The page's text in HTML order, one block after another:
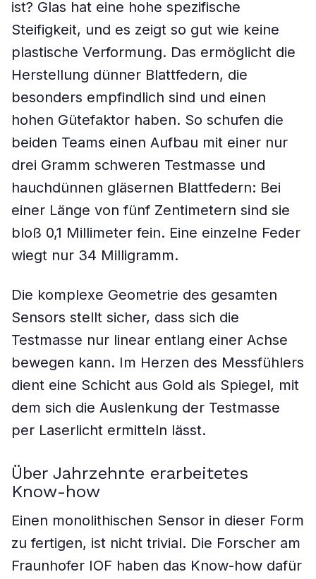
ist? Glas hat eine hohe spezifische
Steifigkeit, und es zeigt so gut wie keine
plastische Verformung. Das ermöglicht die
Herstellung dünner Blattfedern, die
besonders empfindlich sind und einen
hohen Gütefaktor haben. So schufen die
beiden Teams einen Aufbau mit einer nur
drei Gramm schweren Testmasse und
hauchdünnen gläsernen Blattfedern: Bei
einer Länge von fünf Zentimetern sind sie
bloß 0,1 Millimeter fein. Eine einzelne Feder
wiegt nur 34 Milligramm.
Die komplexe Geometrie des gesamten
Sensors stellt sicher, dass sich die
Testmasse nur linear entlang einer Achse
bewegen kann. Im Herzen des Messfühlers
dient eine Schicht aus Gold als Spiegel, mit
dem sich die Auslenkung der Testmasse
per Laserlicht ermitteln lässt.
Über Jahrzehnte erarbeitetes
Know-how
Einen monolithischen Sensor in dieser Form
zu fertigen, ist nicht trivial. Die Forscher am
Fraunhofer IOF haben das Know-how dafür